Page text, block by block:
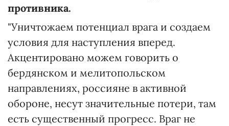
противника.
"Уничтожаем потенциал врага и создаем
условия для наступления вперед.
Акцентировано можем говорить о
бердянском и мелитопольском
направлениях, россияне в активной
обороне, несут значительные потери, там
есть существенный прогресс. Враг не